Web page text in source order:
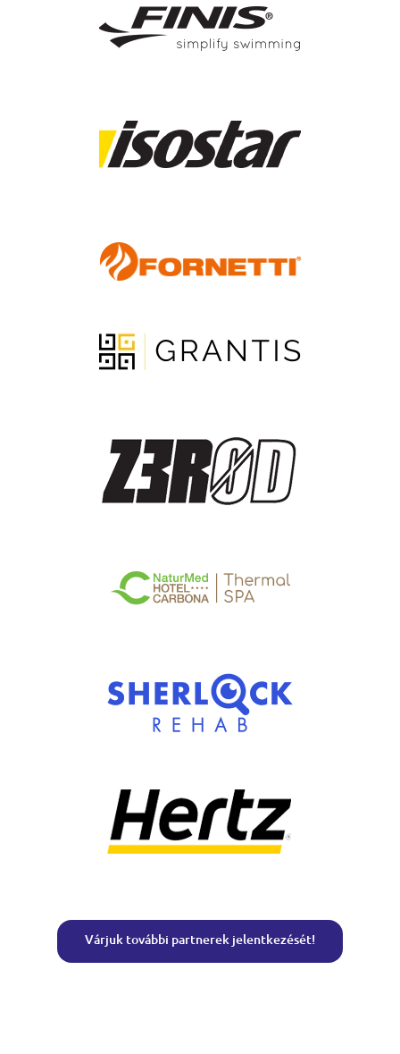
Várjuk további partnerek jelentkezését!